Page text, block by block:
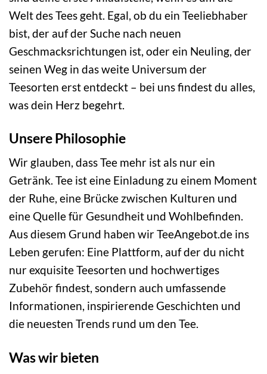
Welt des Tees geht. Egal, ob du ein Teeliebhaber
bist, der auf der Suche nach neuen
Geschmacksrichtungen ist, oder ein Neuling, der
seinen Weg in das weite Universum der
Teesorten erst entdeckt – bei uns findest du alles,
was dein Herz begehrt.
Unsere Philosophie
Wir glauben, dass Tee mehr ist als nur ein
Getränk. Tee ist eine Einladung zu einem Moment
der Ruhe, eine Brücke zwischen Kulturen und
eine Quelle für Gesundheit und Wohlbefinden.
Aus diesem Grund haben wir TeeAngebot.de ins
Leben gerufen: Eine Plattform, auf der du nicht
nur exquisite Teesorten und hochwertiges
Zubehör findest, sondern auch umfassende
Informationen, inspirierende Geschichten und
die neuesten Trends rund um den Tee.
Was wir bieten